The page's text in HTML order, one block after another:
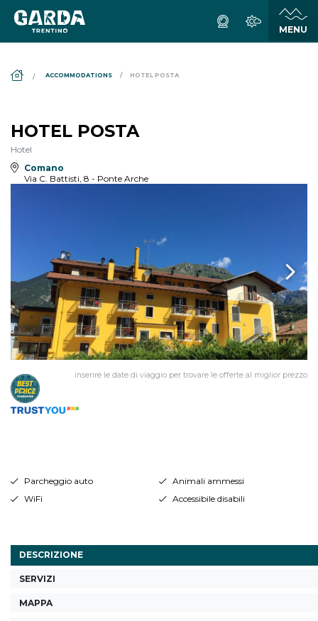
ACCOMMODATIONS HOTEL POSTA
HOTEL POSTA
Hotel
Comano
Via C. Battisti, 8 - Ponte Arche
inserire le date di viaggio per trovare le offerte al miglior prezzo
Parcheggio auto
Animali ammessi
WiFi
Accessibile disabili
DESCRIZIONE
SERVIZI
MAPPA